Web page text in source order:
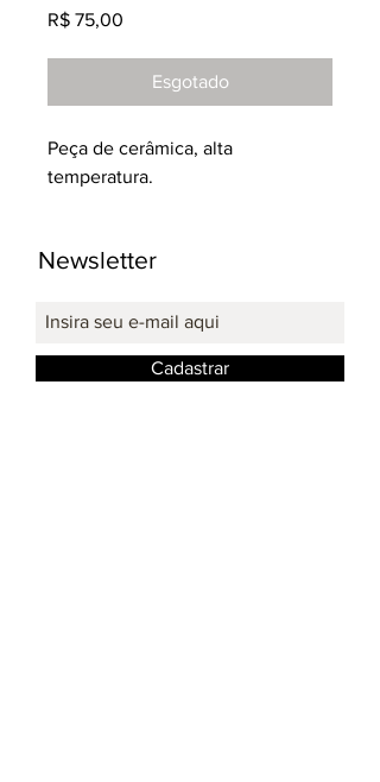
R$ 75,00
Esgotado
Peça de cerâmica, alta
temperatura.
Newsletter
Cadastrar